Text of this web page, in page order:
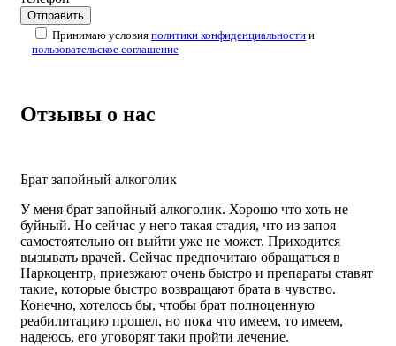
Принимаю условия политики конфиденциальности и
пользовательское соглашение
Отзывы о нас
Брат запойный алкоголик
У меня брат запойный алкоголик. Хорошо что хоть не
буйный. Но сейчас у него такая стадия, что из запоя
самостоятельно он выйти уже не может. Приходится
вызывать врачей. Сейчас предпочитаю обращаться в
Наркоцентр, приезжают очень быстро и препараты ставят
такие, которые быстро возвращают брата в чувство.
Конечно, хотелось бы, чтобы брат полноценную
реабилитацию прошел, но пока что имеем, то имеем,
надеюсь, его уговорят таки пройти лечение.